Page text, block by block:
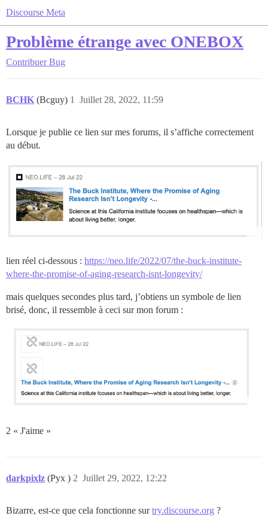
Discourse Meta
Problème étrange avec ONEBOX
Contribuer Bug
BCHK (Bcguy) Juillet 28, 2022, 11:59
1
Lorsque je publie ce lien sur mes forums, il s’affiche correctement
au début.
lien réel ci-dessous : https://neo.life/2022/07/the-buck-institute-
where-the-promise-of-aging-research-isnt-longevity/
mais quelques secondes plus tard, j’obtiens un symbole de lien
brisé, donc, il ressemble à ceci sur mon forum :
2 « J'aime »
darkpixlz (Pyx ) Juillet 29, 2022, 12:22
2
Bizarre, est-ce que cela fonctionne surtry.discourse.org ?